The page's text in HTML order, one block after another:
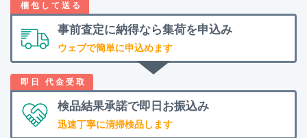
事前査定に納得なら集荷を申込み
ウェブで簡単に申込めます
検品結果承諾で即日お振込み
迅速丁寧に清掃検品します